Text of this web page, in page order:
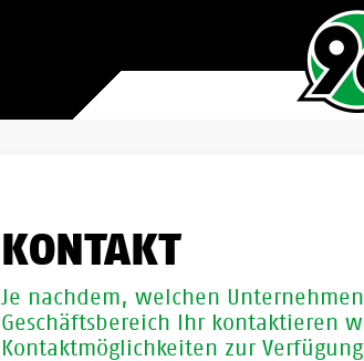
KONTAKT
Je nachdem, welchen
Geschäftsbereich Ihr kontaktieren
Kontaktmöglichkeiten zur